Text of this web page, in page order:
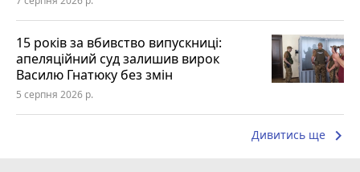
15 років за вбивство випускниці:
апеляційний суд залишив вирок
Василю Гнатюку без змін
5 серпня 2026 р.
Дивитись ще keyboard_arrow_right